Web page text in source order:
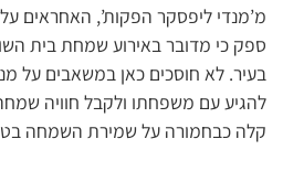
מ’מנדי ליפסקר הפקות’, האחראים
ספק כי מדובר באירוע שמחת בית
בעיר. לא חוסכים כאן במשאבים על
להגיע עם משפחתו ולקבל חוויה
קלה כבחמורה על שמירת השמחה